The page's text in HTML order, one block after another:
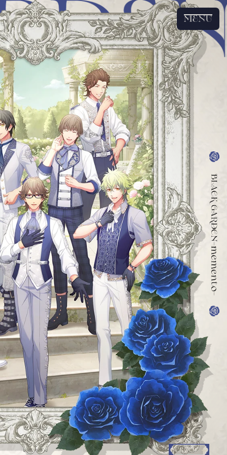
TOP
STORY
C H RACTER
ETAIL
TRACK LIST
OVIE
PRIVILEGE
SPECI AL